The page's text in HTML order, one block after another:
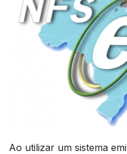
Ao utilizar um sistema